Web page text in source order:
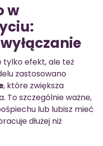
w
tylko efekt, ale też
zastosowano
, które zwiększa
To szczególnie ważne,
lub lubisz mieć
dłużej niż